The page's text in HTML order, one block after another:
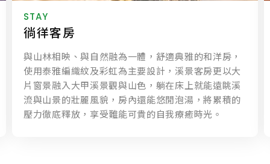
Conferences&team building&family day
會議、團隊建立、家庭日、員工旅遊
谷關擁有豐富多元的自然風貌，能近距離感受大自然
之美，來此開會享受清新空氣及山林絕色，體驗嶄新
會議型態，加上最具特色的八仙山定向團隊建立，為
員工打造難忘的會議假期。